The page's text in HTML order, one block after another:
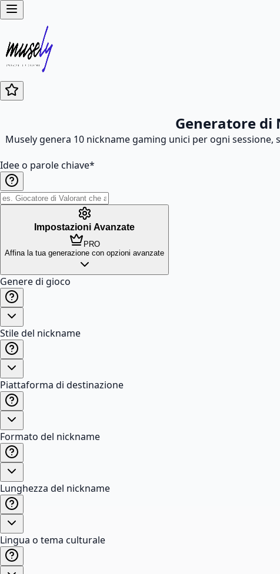
Generatore di
Musely genera 10 nickname gaming unici per ogni
Idee o parole chiave*
Impostazioni Avanzate
PRO
Affina la tua generazione con opzioni avanzate
Genere di gioco
Stile del nickname
Piattaforma di destinazione
Formato del nickname
Lunghezza del nickname
Lingua o tema culturale